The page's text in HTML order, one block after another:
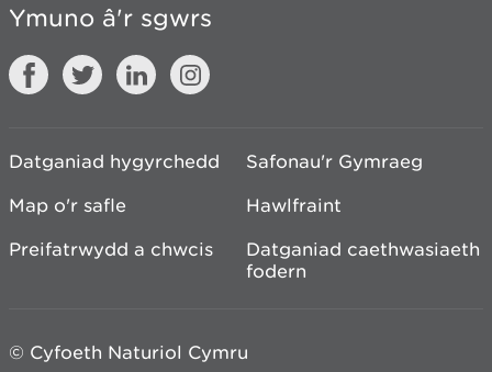
Ymuno â'r sgwrs
Datganiad hygyrchedd
Safonau'r Gymraeg
Map o'r safle
Hawlfraint
Preifatrwydd a chwcis
Datganiad caethwasiaeth
fodern
© Cyfoeth Naturiol Cymru